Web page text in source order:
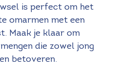
is perfect om het
omarmen met een
Maak je klaar om
die zowel jong
betoveren.